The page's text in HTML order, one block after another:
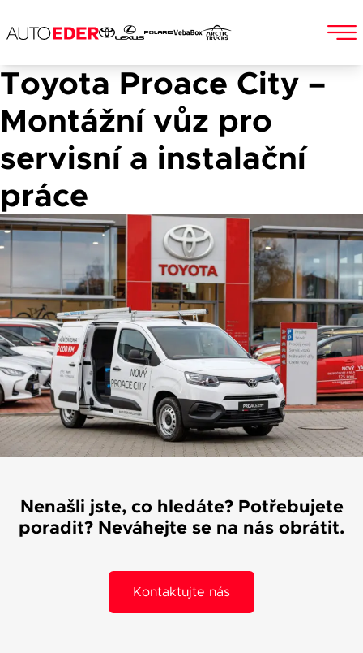
Skip
to
content
Toyota Proace City –
Montážní vůz pro
servisní a instalační
práce
Nenašli jste, co hledáte? Potřebujete
poradit? Neváhejte se na nás obrátit.
Kontaktujte nás
Jméno a příjmení
E-mail
Telefon
Popis
Přihlášení k odběru novinek
Pole označená * jsou povinná.
Váše zpráva byla
odeslána. Děkujeme
za Váš zájem!
Při odesílání se
vyskytla chyba.
Zkuste to prosím za
chvíli znovu.